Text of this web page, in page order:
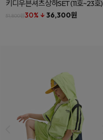
키디우븐셔츠상하SET(11호~23호)
51,800원30% ↓ 36,300원